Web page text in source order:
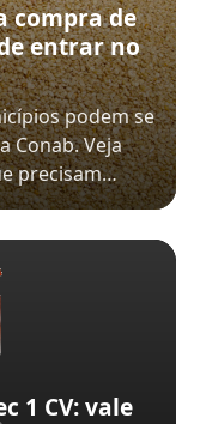
compra de
entrar no
podem se
Conab. Veja
precisam…
1 CV: vale